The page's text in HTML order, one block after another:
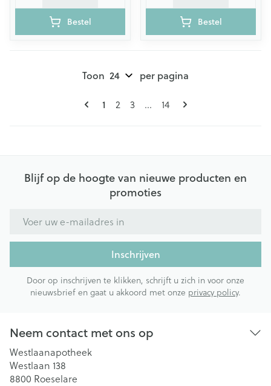
Bestel Bestel
Pagina's
U lees momenteel pagina
1 Pagina
2 Pagina
3 ... Pagina
14
Toon per pagina
Blijf op de hoogte van nieuwe producten en
promoties
Inschrijven
Door op inschrijven te klikken, schrijft u zich in voor onze
nieuwsbrief en gaat u akkoord met onze privacy policy.
Neem contact met ons op
Westlaanapotheek
Westlaan 138
8800 Roeselare